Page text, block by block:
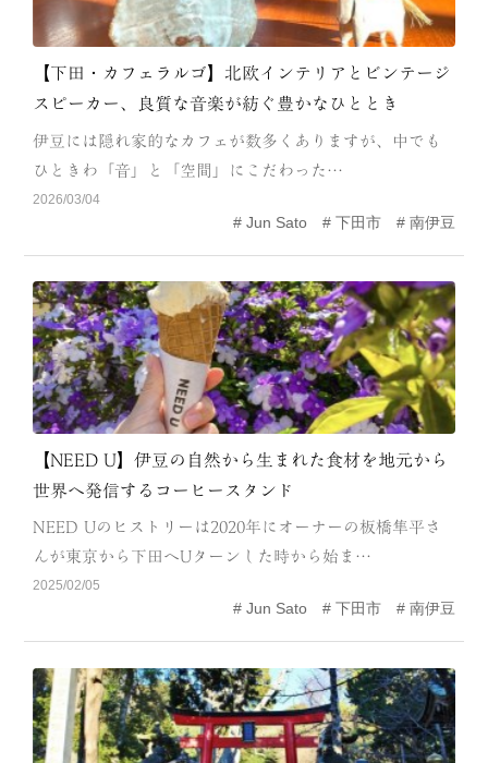
北伊豆
中伊豆
CATEGORY
海 岬
花
池・滝・川 山・公園・棚田
町並み 観光施設
動物と触れ合える場所 カフェ・スイーツ
神社仏閣 食
洞窟・島
ABOUT
EVENT
ACCESS
【下田・カフェラルゴ】北欧インテリアとビンテージ
スピーカー、良質な音楽が紡ぐ豊かなひととき
伊豆には隠れ家的なカフェが数多くありますが、中でも
ひときわ「音」と「空間」にこだわった…
2026/03/04
Jun Sato 下田市 南伊豆
【NEED U】伊豆の自然から生まれた食材を地元から
世界へ発信するコーヒースタンド
NEED Uのヒストリーは2020年にオーナーの板橋隼平さ
んが東京から下田へUターンした時から始ま…
2025/02/05
Jun Sato 下田市 南伊豆